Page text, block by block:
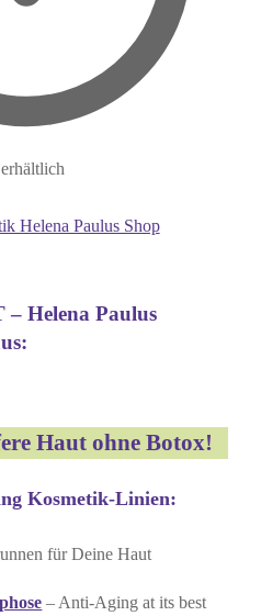
Helena Paulus
Haut ohne Botox!
Kosmetik-Linien:
für Deine Haut
– Anti-Aging at its best